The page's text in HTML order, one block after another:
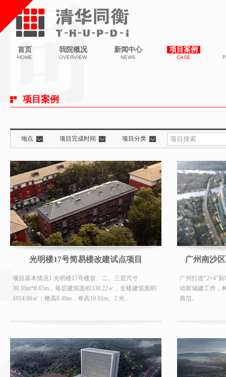
首页
HOME
我院概况
OVERVIEW
新闻中心
NEWS
项目案例
CASE
项目案例
地点 项目完成时间 项目分类
光明楼17号简易楼改建试点项目
项目基本情况1.光明楼17号楼首、二、三层尺寸
39.10m*8.65m，每层建筑面积338.22㎡，全楼建筑面积
1014.66㎡；檐高8.40m，脊高10.92m。2.光...
广州南沙
广州打造“2+4”
动新城建工作，
典范。